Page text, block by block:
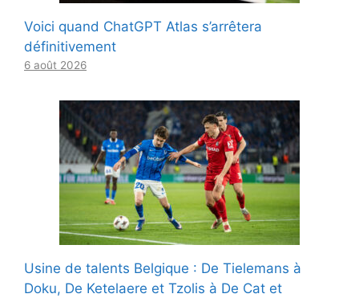
Voici quand ChatGPT Atlas s’arrêtera
définitivement
6 août 2026
Usine de talents Belgique : De Tielemans à
Doku, De Ketelaere et Tzolis à De Cat et